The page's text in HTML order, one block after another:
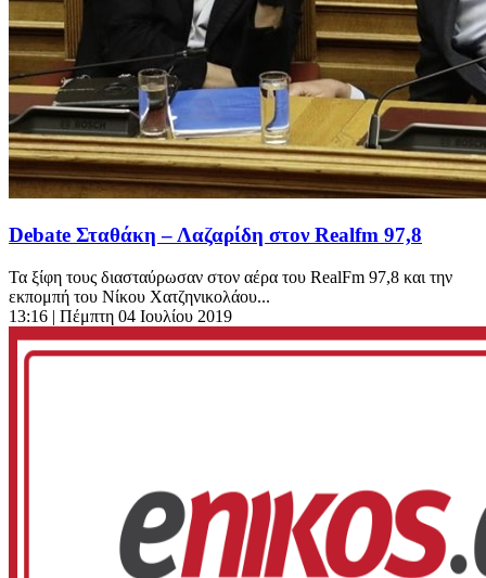
Debate Σταθάκη – Λαζαρίδη στον Realfm 97,8
Τα ξίφη τους διασταύρωσαν στον αέρα του RealFm 97,8 και την
εκπομπή του Νίκου Χατζηνικολάου...
13:16 | Πέμπτη 04 Ιουλίου 2019